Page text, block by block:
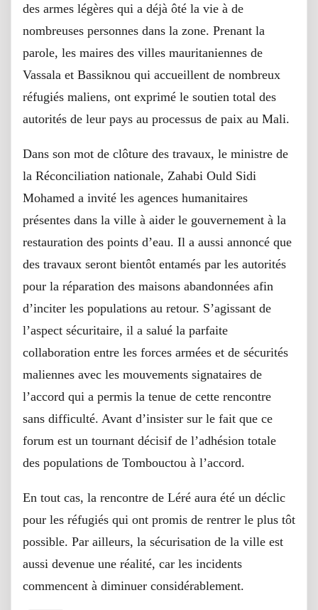
des armes légères qui a déjà ôté la vie à de
nombreuses personnes dans la zone. Prenant la
parole, les maires des villes mauritaniennes de
Vassala et Bassiknou qui accueillent de nombreux
réfugiés maliens, ont exprimé le soutien total des
autorités de leur pays au processus de paix au Mali.
Dans son mot de clôture des travaux, le ministre de
la Réconciliation nationale, Zahabi Ould Sidi
Mohamed a invité les agences humanitaires
présentes dans la ville à aider le gouvernement à la
restauration des points d’eau. Il a aussi annoncé que
des travaux seront bientôt entamés par les autorités
pour la réparation des maisons abandonnées afin
d’inciter les populations au retour. S’agissant de
l’aspect sécuritaire, il a salué la parfaite
collaboration entre les forces armées et de sécurités
maliennes avec les mouvements signataires de
l’accord qui a permis la tenue de cette rencontre
sans difficulté. Avant d’insister sur le fait que ce
forum est un tournant décisif de l’adhésion totale
des populations de Tombouctou à l’accord.
En tout cas, la rencontre de Léré aura été un déclic
pour les réfugiés qui ont promis de rentrer le plus tôt
possible. Par ailleurs, la sécurisation de la ville est
aussi devenue une réalité, car les incidents
commencent à diminuer considérablement.